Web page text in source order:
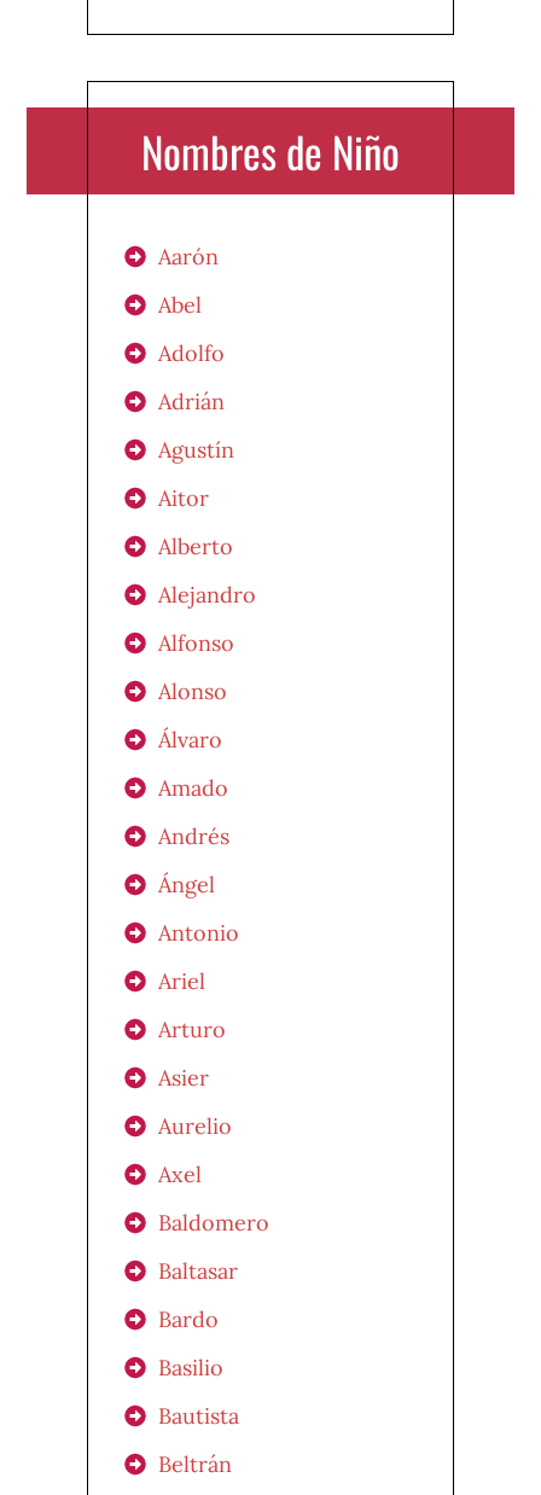
Nombres de Niño
Aarón
Abel
Adolfo
Adrián
Agustín
Aitor
Alberto
Alejandro
Alfonso
Alonso
Álvaro
Amado
Andrés
Ángel
Antonio
Ariel
Arturo
Asier
Aurelio
Axel
Baldomero
Baltasar
Bardo
Basilio
Bautista
Beltrán